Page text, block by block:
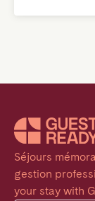
Séjours
gestion
your stay with